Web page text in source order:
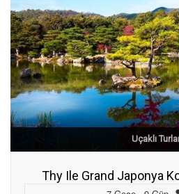
Uçaklı
Thy Ile Grand Japonya